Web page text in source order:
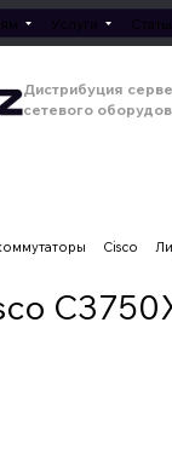
Услуги
Дистрибуция
сетевого
Cisco